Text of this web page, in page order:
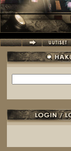
Hakulomake